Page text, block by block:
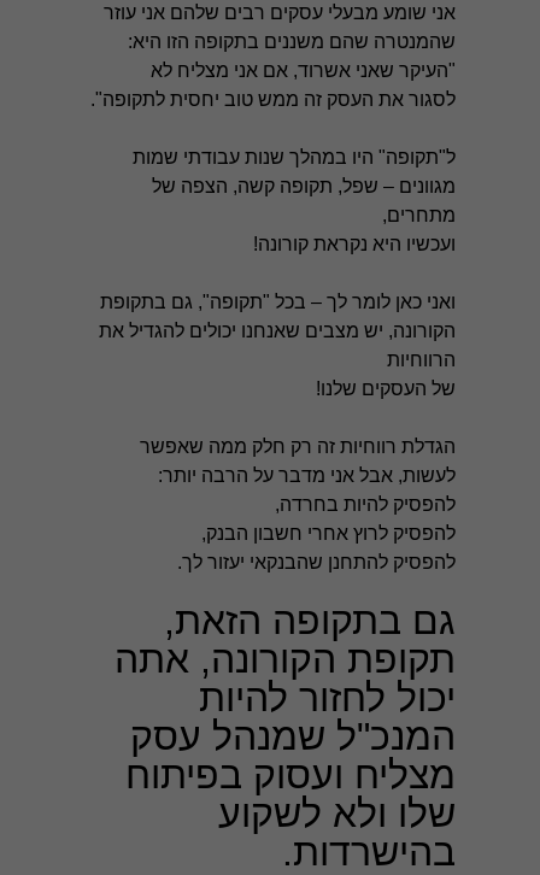
אני שומע מבעלי עסקים רבים שלהם אני עוזר
שהמנטרה שהם משננים בתקופה הזו היא:
"העיקר שאני אשרוד, אם אני מצליח לא
לסגור את העסק זה ממש טוב יחסית לתקופה".
ל"תקופה" היו במהלך שנות עבודתי שמות
מגוונים – שפל, תקופה קשה, הצפה של
מתחרים,
ועכשיו היא נקראת קורונה!
ואני כאן לומר לך – בכל "תקופה", גם בתקופת
הקורונה, יש מצבים שאנחנו יכולים להגדיל את
הרווחיות
של העסקים שלנו!
הגדלת רווחיות זה רק חלק ממה שאפשר
לעשות, אבל אני מדבר על הרבה יותר:
להפסיק להיות בחרדה,
להפסיק לרוץ אחרי חשבון הבנק,
להפסיק להתחנן שהבנקאי יעזור לך.
גם בתקופה הזאת,
תקופת הקורונה, אתה
יכול לחזור להיות
המנכ"ל שמנהל עסק
מצליח ועסוק בפיתוח
שלו ולא לשקוע
בהישרדות.